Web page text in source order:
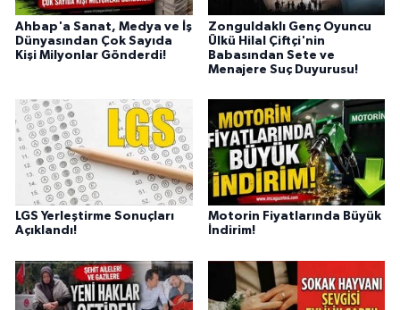
Ahbap'a Sanat, Medya ve İş
Dünyasından Çok Sayıda
Kişi Milyonlar Gönderdi!
Zonguldaklı Genç Oyuncu
Ülkü Hilal Çiftçi'nin
Babasından Sete ve
Menajere Suç Duyurusu!
LGS Yerleştirme Sonuçları
Açıklandı!
Motorin Fiyatlarında Büyük
İndirim!